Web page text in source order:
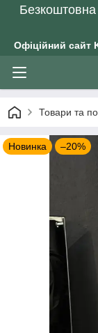
Безкоштовна
Офіційний сайт
Товари та
Новинка –20%